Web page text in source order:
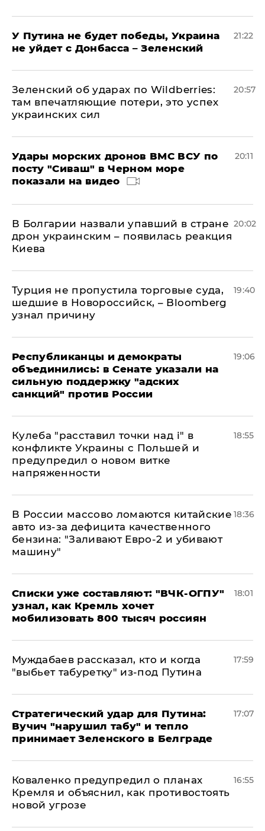
У Путина не будет победы, Украина
не уйдет с Донбасса – Зеленский
21:22
Зеленский об ударах по Wildberries:
там впечатляющие потери, это успех
украинских сил
20:57
Удары морских дронов ВМС ВСУ по
посту "Сиваш" в Черном море
показали на видео
20:11
В Болгарии назвали упавший в стране
дрон украинским – появилась реакция
Киева
20:02
Турция не пропустила торговые суда,
шедшие в Новороссийск, – Bloomberg
узнал причину
19:40
Республиканцы и демократы
объединились: в Сенате указали на
сильную поддержку "адских
санкций" против России
19:06
Кулеба "расставил точки над і" в
конфликте Украины с Польшей и
предупредил о новом витке
напряженности
18:55
В России массово ломаются китайские
авто из-за дефицита качественного
бензина: "Заливают Евро-2 и убивают
машину"
18:36
Списки уже составляют: "ВЧК-ОГПУ"
узнал, как Кремль хочет
мобилизовать 800 тысяч россиян
18:01
Муждабаев рассказал, кто и когда
"выбьет табуретку" из-под Путина
17:59
Стратегический удар для Путина:
Вучич "нарушил табу" и тепло
принимает Зеленского в Белграде
17:07
Коваленко предупредил о планах
Кремля и объяснил, как противостоять
новой угрозе
16:55